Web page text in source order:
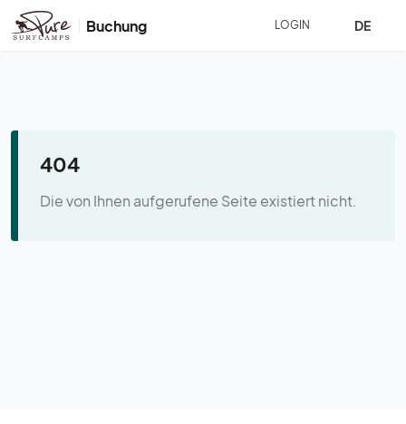
Buchung LOGIN DE
404
Die von Ihnen aufgerufene Seite existiert nicht.